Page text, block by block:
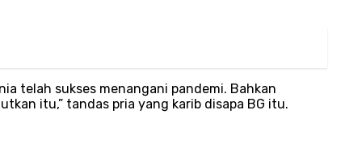
telah sukses menangani pandemi. Bahkan
itu,” tandas pria yang karib disapa BG itu.